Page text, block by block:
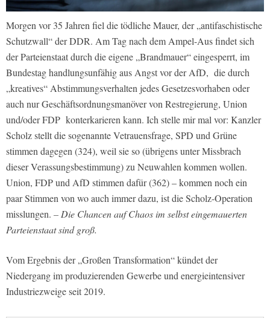
Morgen vor 35 Jahren fiel die tödliche Mauer, der „antifaschistische
Schutzwall“ der DDR. Am Tag nach dem Ampel-Aus findet sich
der Parteienstaat durch die eigene „Brandmauer“ eingesperrt, im
Bundestag handlungsunfähig aus Angst vor der AfD, die durch
„kreatives“ Abstimmungsverhalten jedes Gesetzesvorhaben oder
auch nur Geschäftsordnungsmanöver von Restregierung, Union
und/oder FDP konterkarieren kann. Ich stelle mir mal vor: Kanzler
Scholz stellt die sogenannte Vetrauensfrage, SPD und Grüne
stimmen dagegen (324), weil sie so (übrigens unter Missbrach
dieser Verassungsbestimmung) zu Neuwahlen kommen wollen.
Union, FDP und AfD stimmen dafür (362) – kommen noch ein
paar Stimmen von wo auch immer dazu, ist die Scholz-Operation
misslungen. – Die Chancen auf Chaos im selbst eingemauerten
Parteienstaat sind groß.
Vom Ergebnis der „Großen Transformation“ kündet der
Niedergang im produzierenden Gewerbe und energieintensiver
Industriezweige seit 2019.